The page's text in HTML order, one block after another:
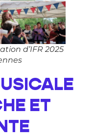
d’IFR 2025
ET